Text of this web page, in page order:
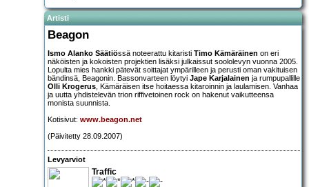
Artisti
Beagon
Ismo Alanko Säätiössä noteerattu kitaristi Timo Kämäräinen on eri
näköisten ja kokoisten projektien lisäksi julkaissut soololevyn vuonna 2005.
Lopulta mies hankki pätevät soittajat ympärilleen ja perusti oman vakituisen
bändinsä, Beagonin. Bassonvarteen löytyi Jape Karjalainen ja rumpupallille
Olli Krogerus, Kämäräisen itse hoitaessa kitaroinnin ja laulamisen. Vanhaa
ja uutta yhdistelevän trion riffivetoinen rock on hakenut vaikutteensa
monista suunnista.
Kotisivut: www.beagon.net
(Päivitetty 28.09.2007)
Levyarviot
Traffic